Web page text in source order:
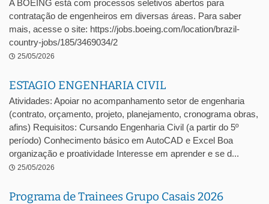
A BOEING está com processos seletivos abertos para
contratação de engenheiros em diversas áreas. Para saber
mais, acesse o site: https://jobs.boeing.com/location/brazil-
country-jobs/185/3469034/2
25/05/2026
ESTAGIO ENGENHARIA CIVIL
Atividades: Apoiar no acompanhamento setor de engenharia
(contrato, orçamento, projeto, planejamento, cronograma obras,
afins) Requisitos: Cursando Engenharia Civil (a partir do 5º
período) Conhecimento básico em AutoCAD e Excel Boa
organização e proatividade Interesse em aprender e se d...
25/05/2026
Programa de Trainees Grupo Casais 2026